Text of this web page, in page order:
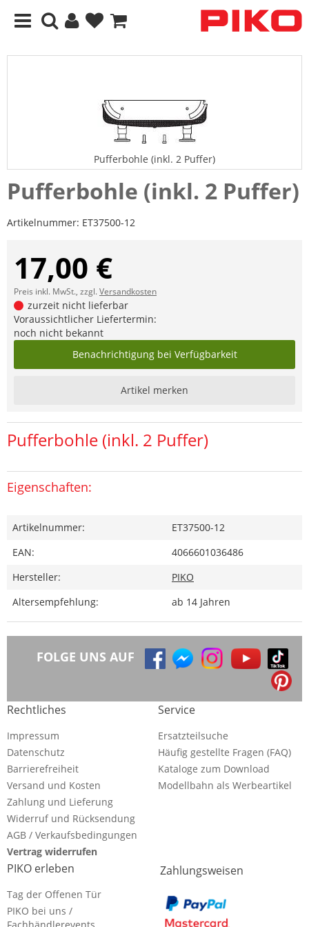
Pufferbohle (inkl. 2 Puffer)
Pufferbohle (inkl. 2 Puffer)
Artikelnummer: ET37500-12
17,00 €
Preis inkl. MwSt., zzgl.Versandkosten
zurzeit nicht lieferbar
Voraussichtlicher Liefertermin:
noch nicht bekannt
Benachrichtigung bei Verfügbarkeit
Artikel merken
Pufferbohle (inkl. 2 Puffer)
Eigenschaften:
Artikelnummer:
ET37500-12
EAN:
4066601036486
Hersteller:
PIKO
Altersempfehlung:
ab 14 Jahren
FOLGE UNS AUF
Rechtliches
Impressum
Datenschutz
Barrierefreiheit
Versand und Kosten
Zahlung und Lieferung
Widerruf und Rücksendung
AGB / Verkaufsbedingungen
Vertrag widerrufen
Service
Ersatzteilsuche
Häufig gestellte Fragen (FAQ)
Kataloge zum Download
Modellbahn als Werbeartikel
PIKO erleben
Tag der Offenen Tür
PIKO bei uns /
Zahlungsweisen